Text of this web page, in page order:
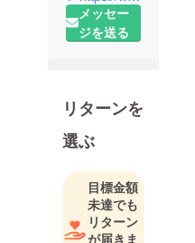
れた建物
は、国重要
松古卓也が
創る繊細な
料理と、家
族ならでは
の温かなお
もてなしで
全国・世界
メッセー
ジを送る
リターンを
選ぶ
目標金額
未達でも
リターン
が届きま